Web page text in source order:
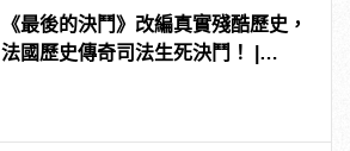
《最後的決鬥》改編真實殘酷歷史，
法國歷史傳奇司法生死決鬥！ |